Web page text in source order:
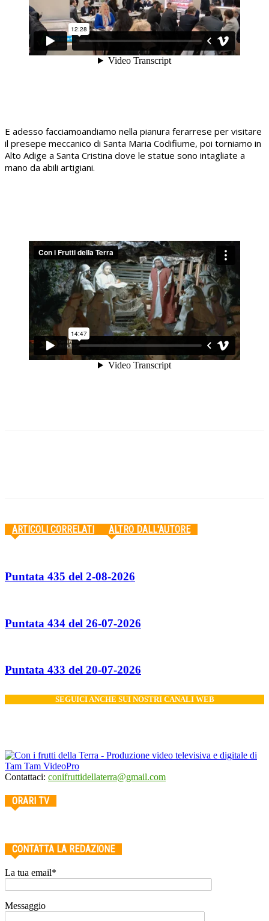
E adesso facciamoandiamo nella pianura ferarrese per visitare
il presepe meccanico di Santa Maria Codifiume, poi torniamo in
Alto Adige a Santa Cristina dove le statue sono intagliate a
mano da abili artigiani.
ARTICOLI CORRELATI ALTRO DALL'AUTORE
Puntata 435 del 2-08-2026
Puntata 434 del 26-07-2026
Puntata 433 del 20-07-2026
SEGUICI ANCHE SUI NOSTRI CANALI WEB
Contattaci: conifruttidellaterra@gmail.com
ORARI TV
CONTATTA LA REDAZIONE
La tua email*
Messaggio